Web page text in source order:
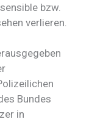
bzw.
verlieren.
Bundes
in